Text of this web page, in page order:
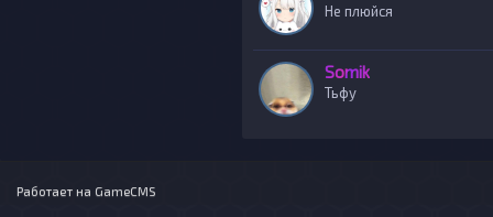
Не плюйся
Somik
Тьфу
Работает на GameCMS